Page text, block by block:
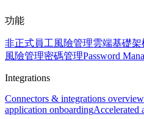
功能
非正式員工風險管理雲端基礎
風險管理密碼管理Password
Integrations
Connectors & integrations overview
application onboardingAccelerated